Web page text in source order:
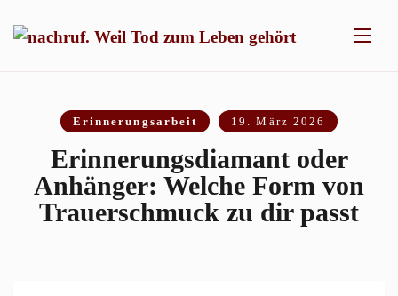
Erinnerungsarbeit 19. März 2026
Erinnerungsdiamant oder
Anhänger: Welche Form von
Trauerschmuck zu dir passt